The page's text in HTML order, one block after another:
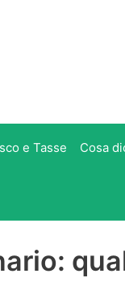
e Tasse Cosa